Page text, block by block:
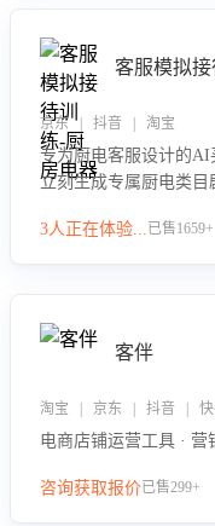
客服模拟
京东 | 抖音 | 淘宝
专为厨电客服设计的AI
立刻生成专属厨电类
技巧！
3人正在体验...已售1659+
客伴
淘宝 | 京东 | 抖音 | 快
电商店铺运营工具 ·
咨询获取报价已售299+